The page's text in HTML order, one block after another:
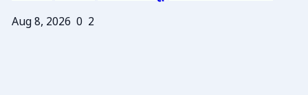
Aug 8, 2026 0 2